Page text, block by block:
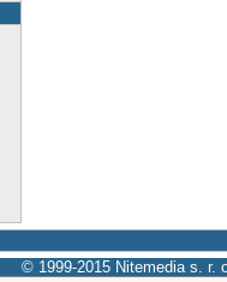
© 1999-2015 Nitemedia s. r.